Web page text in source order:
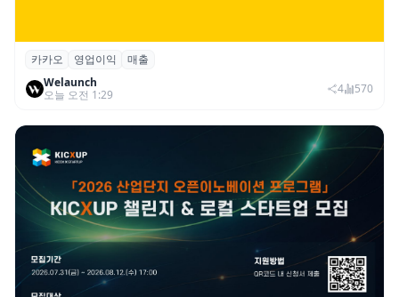
카카오, 2026년 2분기 매출 2조985억·영업
이익 2770억…역대 분기 최대
카카오 영업이익
매출
Welaunch
오늘 오전 1:29
4 570